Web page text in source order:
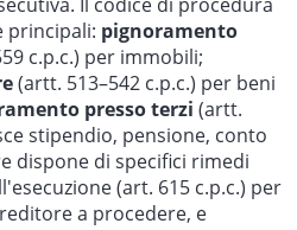
principali: pignoramento
c.p.c.) per immobili;
(artt. 513–542 c.p.c.) per beni
presso terzi (artt.
stipendio, pensione, conto
dispone di specifici rimedi
(art. 615 c.p.c.) per
a procedere, e